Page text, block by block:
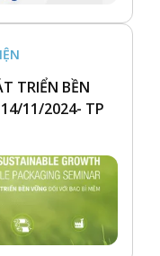
TRIỂN BỀN
11/2024- TP